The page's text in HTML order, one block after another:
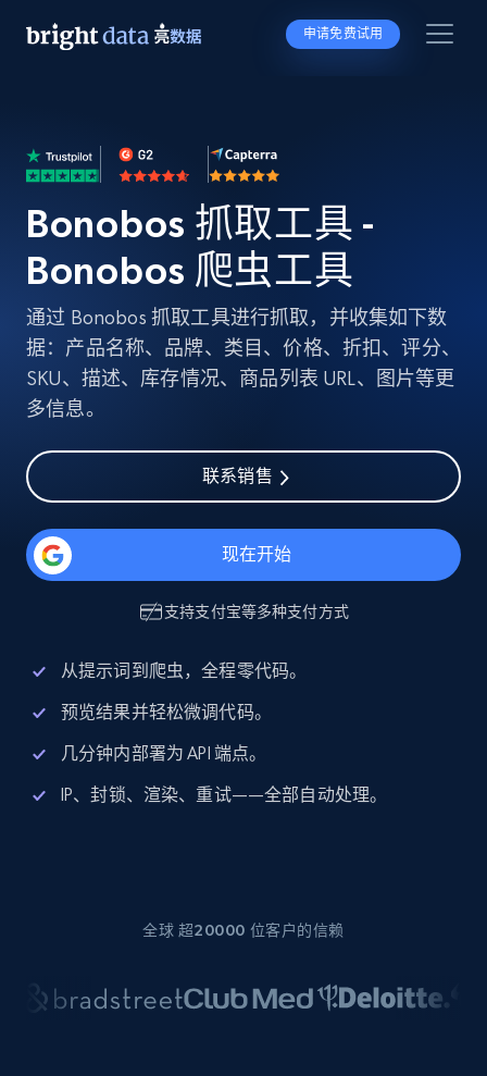
申请免费试用
Bonobos 抓取工具 -
Bonobos 爬虫工具
通过 Bonobos 抓取工具进行抓取，并收集如下数
据：产品名称、品牌、类目、价格、折扣、评分、
SKU、描述、库存情况、商品列表 URL、图片等更
多信息。
联系销售
现在开始
支持支付宝等多种支付方式
从提示词到爬虫，全程零代码。
预览结果并轻松微调代码。
几分钟内部署为 API 端点。
IP、封锁、渲染、重试——全部自动处理。
全球 超20000 位客户的信赖